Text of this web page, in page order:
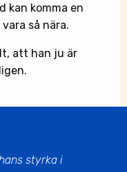
kan komma en
så nära.
att han ju är
styrka i